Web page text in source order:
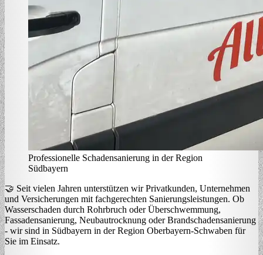
Professionelle Schadensanierung in der Region
Südbayern
🤝 Seit vielen Jahren unterstützen wir Privatkunden, Unternehmen
und Versicherungen mit fachgerechten Sanierungsleistungen. Ob
Wasserschaden durch Rohrbruch oder Überschwemmung,
Fassadensanierung, Neubautrocknung oder Brandschadensanierung
- wir sind in Südbayern in der Region Oberbayern-Schwaben für
Sie im Einsatz.